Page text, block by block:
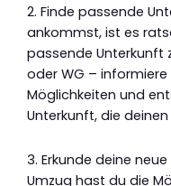
2. Finde passende
ankommst, ist es
passende Unterkunft
oder WG –
Möglichkeiten und
Unterkunft, die
3. Erkunde deine
Umzug hast du die